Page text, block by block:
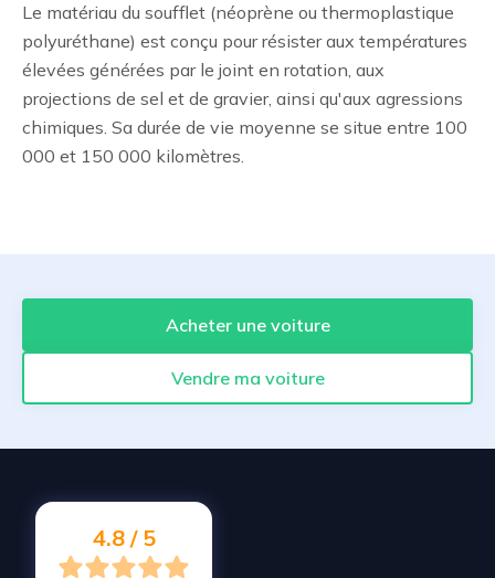
Le matériau du soufflet (néoprène ou thermoplastique
polyuréthane) est conçu pour résister aux températures
élevées générées par le joint en rotation, aux
projections de sel et de gravier, ainsi qu'aux agressions
chimiques. Sa durée de vie moyenne se situe entre 100
000 et 150 000 kilomètres.
Acheter une voiture
Vendre ma voiture
4.8 / 5